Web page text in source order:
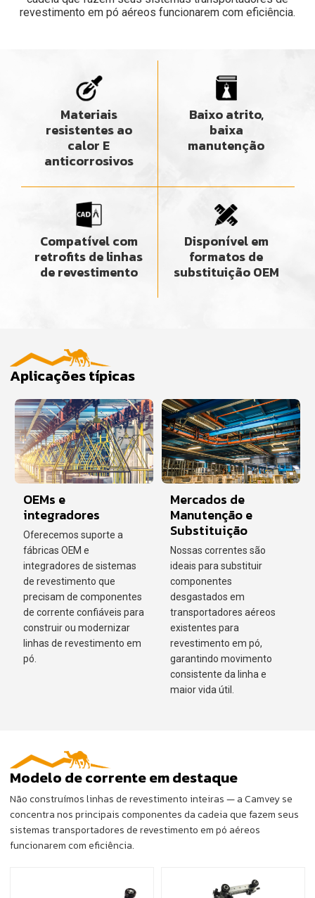
revestimento em pó aéreos funcionarem com eficiência.
Materiais
resistentes ao
calor E
anticorrosivos
Baixo atrito,
baixa
manutenção
Compatível com
retrofits de linhas
de revestimento
Disponível em
formatos de
substituição OEM
Aplicações típicas
OEMs e
integradores
Oferecemos suporte a
fábricas OEM e
integradores de sistemas
de revestimento que
precisam de componentes
de corrente confiáveis para
construir ou modernizar
linhas de revestimento em
pó.
Mercados de
Manutenção e
Substituição
Nossas correntes são
ideais para substituir
componentes
desgastados em
transportadores aéreos
existentes para
revestimento em pó,
garantindo movimento
consistente da linha e
maior vida útil.
Modelo de corrente em destaque
Não construímos linhas de revestimento inteiras — a Camvey se
concentra nos principais componentes da cadeia que fazem seus
sistemas transportadores de revestimento em pó aéreos
funcionarem com eficiência.